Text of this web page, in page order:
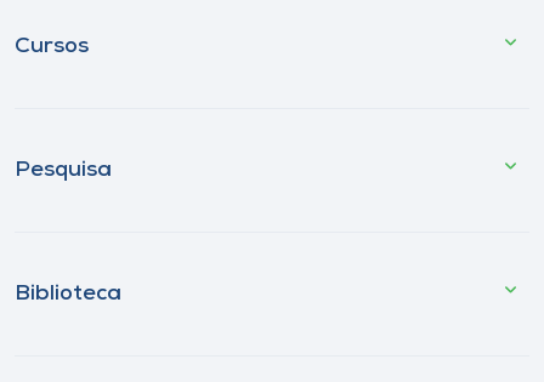
Cursos
Pesquisa
Biblioteca